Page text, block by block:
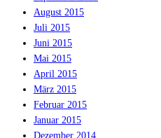
August 2015
Juli 2015
Juni 2015
Mai 2015
April 2015
März 2015
Februar 2015
Januar 2015
Dezember 2014